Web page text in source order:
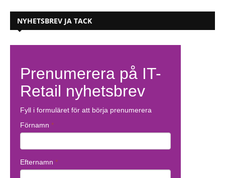
NYHETSBREV JA TACK